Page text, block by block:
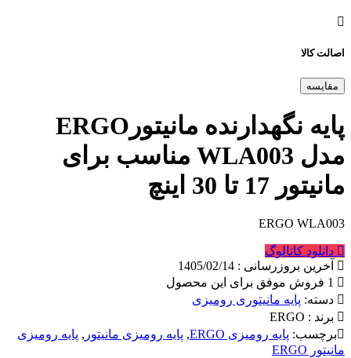
اصالت کالا
مقایسه
پایه نگهدارنده مانیتورERGO
مدل WLA003 مناسب برای
مانیتور 17 تا 30 اینچ
ERGO WLA003
دانلود کاتالوگ
آخرین بروزرسانی : 1405/02/14
دسته: پایه مانیتوری رومیزی
برند : ERGO
برچسب: پایه رومیزی ERGO , پایه رومیزی مانیتور , پایه رومیزی
مانیتور ERGO